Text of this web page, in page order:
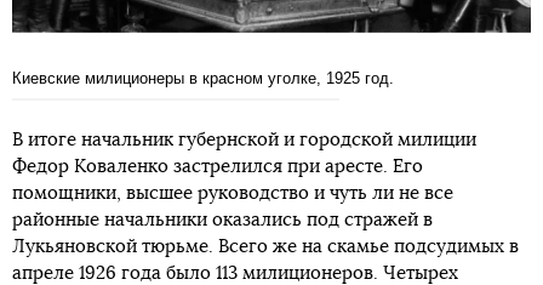
Киевские милиционеры в красном уголке, 1925 год.
В итоге начальник губернской и городской милиции
Федор Коваленко застрелился при аресте. Его
помощники, высшее руководство и чуть ли не все
районные начальники оказались под стражей в
Лукьяновской тюрьме. Всего же на скамье подсудимых в
апреле 1926 года было 113 милиционеров. Четырех